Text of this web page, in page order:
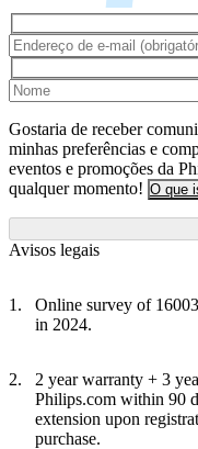
Gostaria de receber
minhas preferências e
eventos e promoções da
qualquer momento! O que
Avisos legais
Online survey of
in 2024.
2 year warranty + 3
Philips.com within 90
extension upon
purchase.